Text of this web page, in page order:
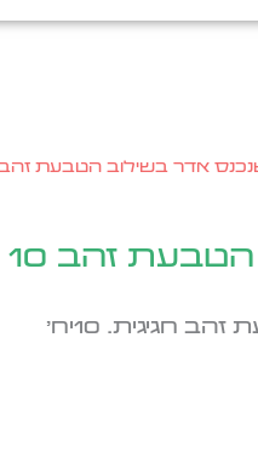
זהב 10 יח'
סמל חגיגי 'משנכנס אדר" בשילוב הטבעת זהב חגיגית. 10יח'